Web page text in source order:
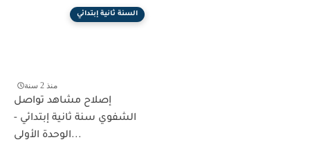
السنة ثانية إبتدائي
منذ 2 سنة
إصلاح مشاهد تواصل
الشفوي سنة ثانية إبتدائي -
الوحدة الأولى...